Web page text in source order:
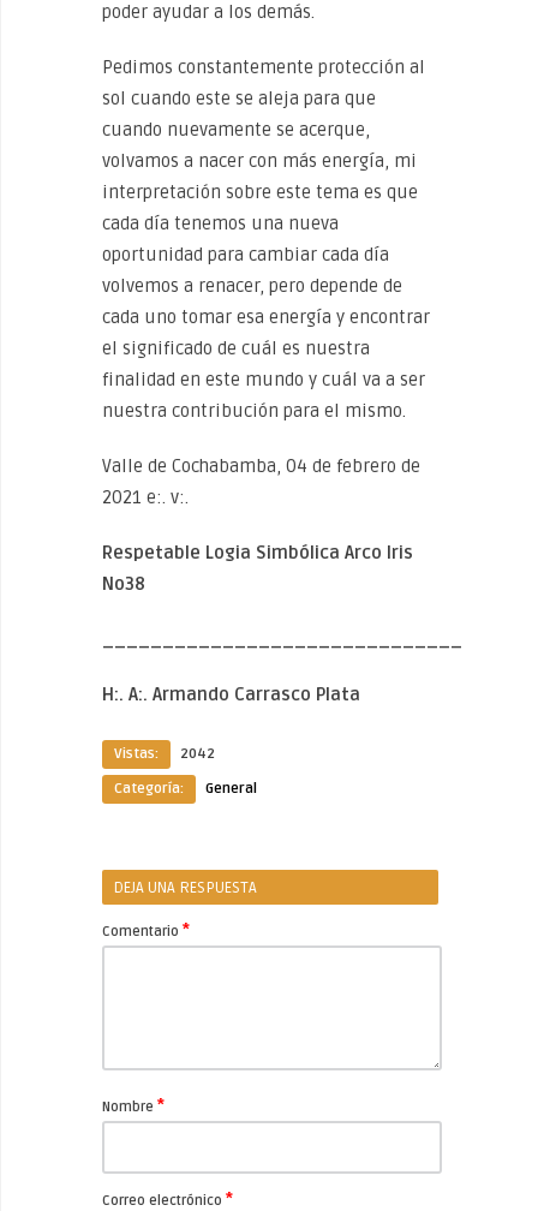
poder ayudar a los demás.
Pedimos constantemente protección al
sol cuando este se aleja para que
cuando nuevamente se acerque,
volvamos a nacer con más energía, mi
interpretación sobre este tema es que
cada día tenemos una nueva
oportunidad para cambiar cada día
volvemos a renacer, pero depende de
cada uno tomar esa energía y encontrar
el significado de cuál es nuestra
finalidad en este mundo y cuál va a ser
nuestra contribución para el mismo.
Valle de Cochabamba, 04 de febrero de
2021 e:. v:.
Respetable Logia Simbólica Arco Iris
No38
H:. A:. Armando Carrasco Plata
Vistas:
2042
Categoría:
General
DEJA UNA RESPUESTA
Comentario *
Nombre *
Correo electrónico *